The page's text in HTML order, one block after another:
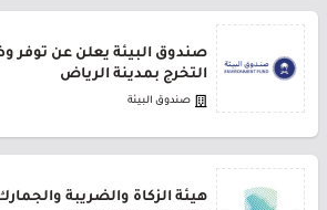
صندوق البيئة يعلن عن توفر
التخرج بمدينة الرياض
صندوق البيئة
هيئة الزكاة والضريبة